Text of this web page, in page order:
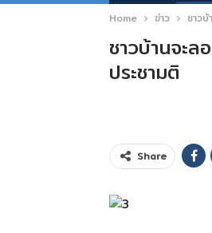
Home ข่าว ชาว
ชาวบ้านจะ
ประชามติ
Share